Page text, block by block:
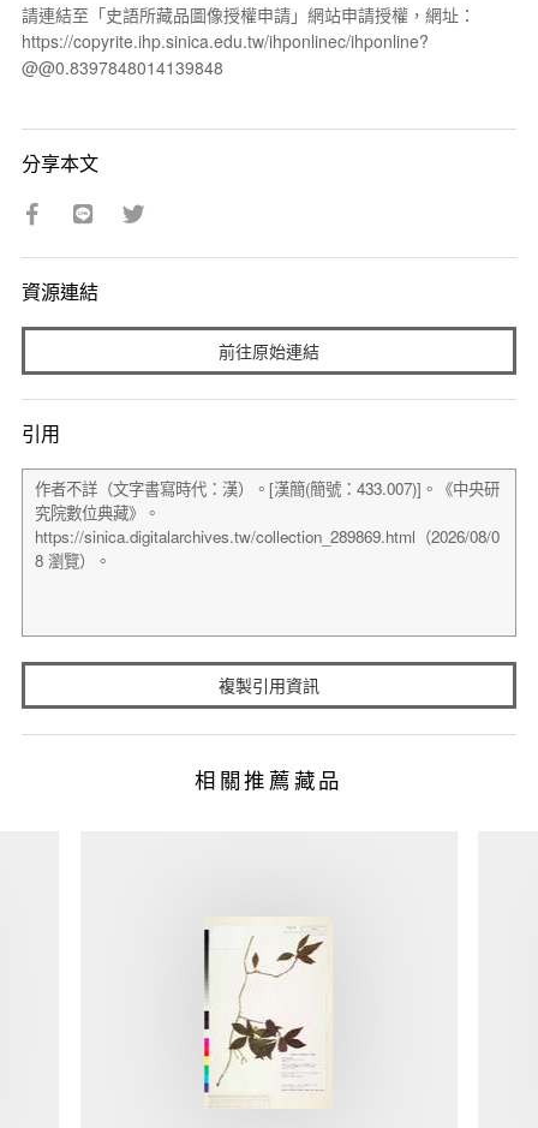
請連結至「史語所藏品圖像授權申請」網站申請授權，網址：
https://copyrite.ihp.sinica.edu.tw/ihponlinec/ihponline?
@@0.8397848014139848
分享本文
資源連結
前往原始連結
引用
複製引用資訊
相關推薦藏品